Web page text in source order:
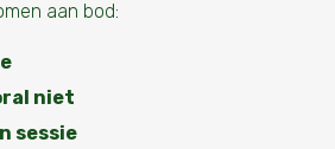
aan bod:
niet
sessie